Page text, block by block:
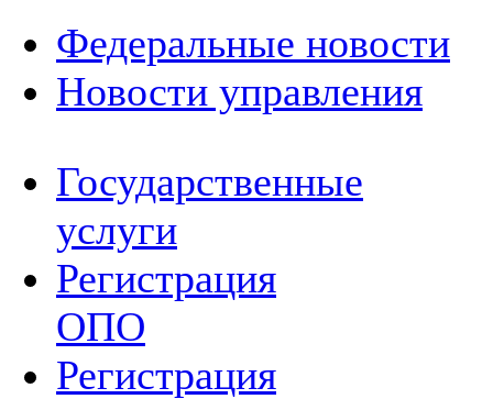
Федеральные новости
Новости управления
Государственные
услуги
Регистрация
ОПО
Регистрация